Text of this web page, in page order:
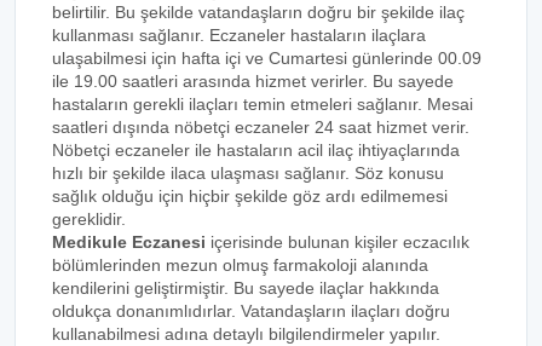
belirtilir. Bu şekilde vatandaşların doğru bir şekilde ilaç
kullanması sağlanır. Eczaneler hastaların ilaçlara
ulaşabilmesi için hafta içi ve Cumartesi günlerinde 00.09
ile 19.00 saatleri arasında hizmet verirler. Bu sayede
hastaların gerekli ilaçları temin etmeleri sağlanır. Mesai
saatleri dışında nöbetçi eczaneler 24 saat hizmet verir.
Nöbetçi eczaneler ile hastaların acil ilaç ihtiyaçlarında
hızlı bir şekilde ilaca ulaşması sağlanır. Söz konusu
sağlık olduğu için hiçbir şekilde göz ardı edilmemesi
gereklidir.
Medikule Eczanesi içerisinde bulunan kişiler eczacılık
bölümlerinden mezun olmuş farmakoloji alanında
kendilerini geliştirmiştir. Bu sayede ilaçlar hakkında
oldukça donanımlıdırlar. Vatandaşların ilaçları doğru
kullanabilmesi adına detaylı bilgilendirmeler yapılır.